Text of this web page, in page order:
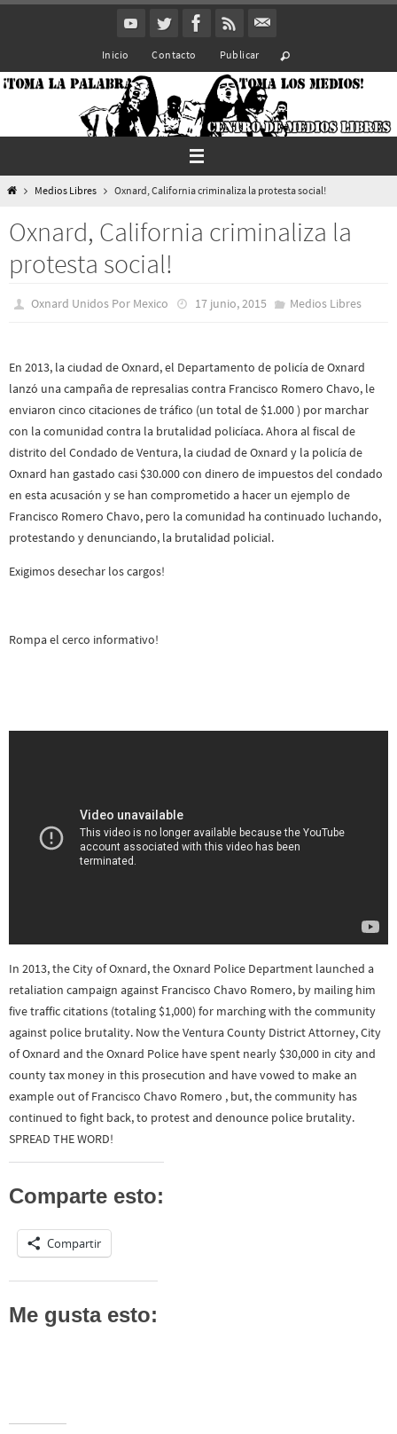
Inicio Contacto Publicar
InicioMedios Libres Oxnard, California criminaliza la protesta social!
Oxnard, California criminaliza la
protesta social!
Oxnard Unidos Por Mexico 17 junio, 2015 Medios Libres
En 2013, la ciudad de Oxnard, el Departamento de policía de Oxnard
lanzó una campaña de represalias contra Francisco Romero Chavo, le
enviaron cinco citaciones de tráfico (un total de $1.000 ) por marchar
con la comunidad contra la brutalidad policíaca. Ahora al fiscal de
distrito del Condado de Ventura, la ciudad de Oxnard y la policía de
Oxnard han gastado casi $30.000 con dinero de impuestos del condado
en esta acusación y se han comprometido a hacer un ejemplo de
Francisco Romero Chavo, pero la comunidad ha continuado luchando,
protestando y denunciando, la brutalidad policial.
Exigimos desechar los cargos!
Rompa el cerco informativo!
In 2013, the City of Oxnard, the Oxnard Police Department launched a
retaliation campaign against Francisco Chavo Romero, by mailing him
five traffic citations (totaling $1,000) for marching with the community
against police brutality. Now the Ventura County District Attorney, City
of Oxnard and the Oxnard Police have spent nearly $30,000 in city and
county tax money in this prosecution and have vowed to make an
example out of Francisco Chavo Romero , but, the community has
continued to fight back, to protest and denounce police brutality.
SPREAD THE WORD!
Comparte esto:
Compartir
Me gusta esto: